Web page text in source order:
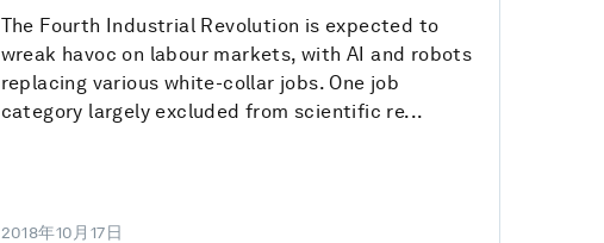
The Fourth Industrial Revolution is expected to
wreak havoc on labour markets, with AI and robots
replacing various white-collar jobs. One job
category largely excluded from scientific re...
2018年10月17日